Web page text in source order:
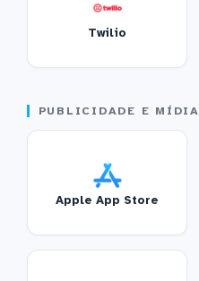
Twilio
PUBLICIDADE E MÍDIA
Apple App Store